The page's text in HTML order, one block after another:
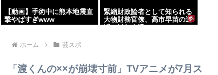
【動画】手術中に熊本地震直
撃やばすぎwww
緊縮財政論者として知られる
大物財務官僚、高市早苗の逆
鱗に触れ左遷
ホーム 芸スポ
「渡くんの××が崩壊寸前」TVアニメが7月ス